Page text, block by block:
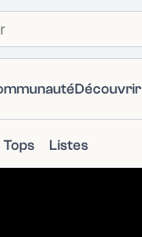
Découvrir
Tops Listes